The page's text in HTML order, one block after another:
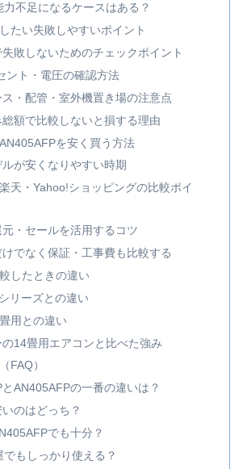
力不足になるケースはある？
たい失敗しやすいポイント
敗しないためのチェックポイント
ント・電圧の確認方法
・配管・室外機置き場の注意点
額で比較しないと損する理由
を安く買う方法
が安くなりやすい時期
天・Yahoo!ショッピングの比較ポイ
・セールを活用するコツ
でなく保証・工事費も比較する
したときの違い
リーズとの違い
用との違い
14畳用エアコンと比べた強み
FAQ）
AN405AFPの一番の違いは？
のはどっち？
でも十分？
でもしっかり使える？